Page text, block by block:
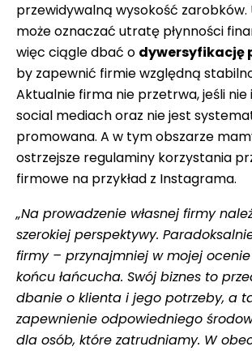
przewidywalną wysokość
może oznaczać utratę płynności
więc ciągle dbać o dywersyfikację
by zapewnić firmie względną
Aktualnie firma nie przetrwa, jeśli nie
social mediach oraz nie jest
promowana. A w tym obszarze
ostrzejsze regulaminy korzystania
firmowe na przykład z Instagrama.
„Na prowadzenie własnej firmy
szerokiej perspektywy.
firmy – przynajmniej w mojej
końcu łańcucha. Swój biznes to
dbanie o klienta i jego potrzeby, a
zapewnienie odpowiedniego
dla osób, które zatrudniamy. W